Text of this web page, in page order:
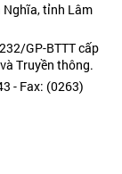
Nghĩa, tỉnh Lâm
GP-BTTT cấp
Truyền thông.
- Fax: (0263)